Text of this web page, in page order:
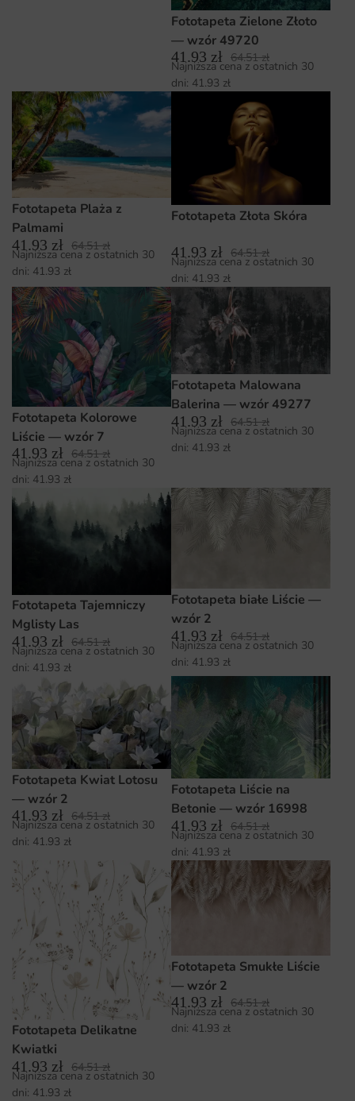
Fototapeta Zielone Złoto
— wzór 49720
41.93 zł 64.51zł
Najniższa cena z ostatnich 30
dni: 41.93 zł
Fototapeta Plaża z
Palmami
41.93 zł 64.51zł
Najniższa cena z ostatnich 30
dni: 41.93 zł
Fototapeta Złota Skóra
41.93 zł 64.51zł
Najniższa cena z ostatnich 30
dni: 41.93 zł
Fototapeta Kolorowe
Liście — wzór 7
41.93 zł 64.51zł
Najniższa cena z ostatnich 30
dni: 41.93 zł
Fototapeta Malowana
Balerina — wzór 49277
41.93 zł 64.51zł
Najniższa cena z ostatnich 30
dni: 41.93 zł
Fototapeta Tajemniczy
Mglisty Las
41.93 zł 64.51zł
Najniższa cena z ostatnich 30
dni: 41.93 zł
Fototapeta białe Liście —
wzór 2
41.93 zł 64.51zł
Najniższa cena z ostatnich 30
dni: 41.93 zł
Fototapeta Kwiat Lotosu
— wzór 2
41.93 zł 64.51zł
Najniższa cena z ostatnich 30
dni: 41.93 zł
Fototapeta Liście na
Betonie — wzór 16998
41.93 zł 64.51zł
Najniższa cena z ostatnich 30
dni: 41.93 zł
Fototapeta Delikatne
Kwiatki
41.93 zł 64.51zł
Najniższa cena z ostatnich 30
dni: 41.93 zł
Fototapeta Smukłe Liście
— wzór 2
41.93 zł 64.51zł
Najniższa cena z ostatnich 30
dni: 41.93 zł